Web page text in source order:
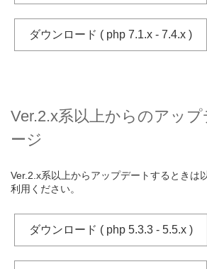
ダウンロード ( php 7.1.x - 7.4.x )
Ver.2.x系以上からのアッ
ージ
Ver.2.x系以上からアップデートするときは
利用ください。
ダウンロード ( php 5.3.3 - 5.5.x )